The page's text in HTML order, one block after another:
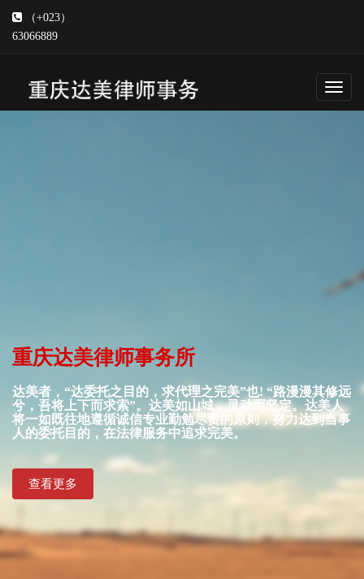
（+023）
63066889
重庆达美律师事务所
达美者，“达委托之目的，求代理之完美”也! “路漫漫其修远
兮，吾将上下而求索”。达美如山城，灵动而坚定。达美人
将一如既往地遵循诚信专业勤勉尽责的原则，努力达到当事
人的委托目的，在法律服务中追求完美。
查看更多